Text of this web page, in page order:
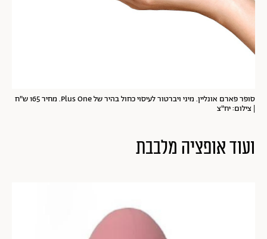
סופר פארם אונליין. מיני ויברטור לעיסוי כחול בהיר של Plus One. מחיר 165 ש"ח
| צילום: יח"צ
ועוד אופציה מלבבת